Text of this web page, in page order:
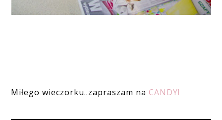
Miłego wieczorku..zapraszam na CANDY!